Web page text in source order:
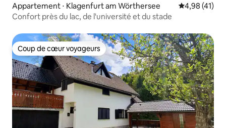
Appartement ⋅ Klagenfurt am Wörthersee Évaluation
4,98 (41)
Confort près du lac, de l'université et du stade
Coup de cœur voyageurs
Coup de cœur voyageurs